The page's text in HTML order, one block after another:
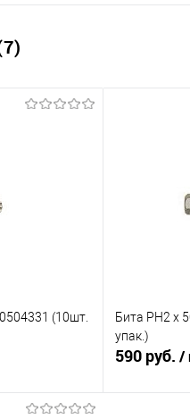
(10шт.
Бита PH2 x
упак.)
590 руб. /